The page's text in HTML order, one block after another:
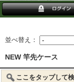
並べ替え：
NEW 竿先ケース
ここをタップして